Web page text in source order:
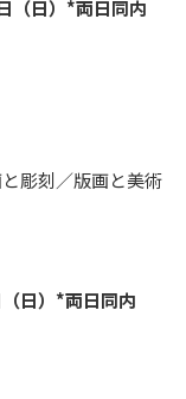
（日）*両日同内
と彫刻／版画と美術
日）*両日同内